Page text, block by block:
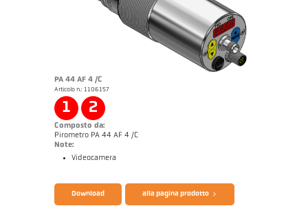
PA 44 AF 4 /C
Articolo n.: 1106157
1 2
Composto da:
Pirometro PA 44 AF 4 /C
Note:
Videocamera
Download alla pagina prodotto